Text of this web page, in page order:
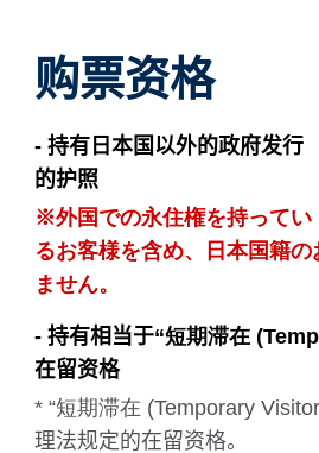
购票资格
- 持有日本国以外的政府发行
的护照
※外国での永住権を持ってい
るお客様を含め、日本国籍の
ません。
- 持有相当于“短期滞在
在留资格
* “短期滞在 (Temporary
理法规定的在留资格。